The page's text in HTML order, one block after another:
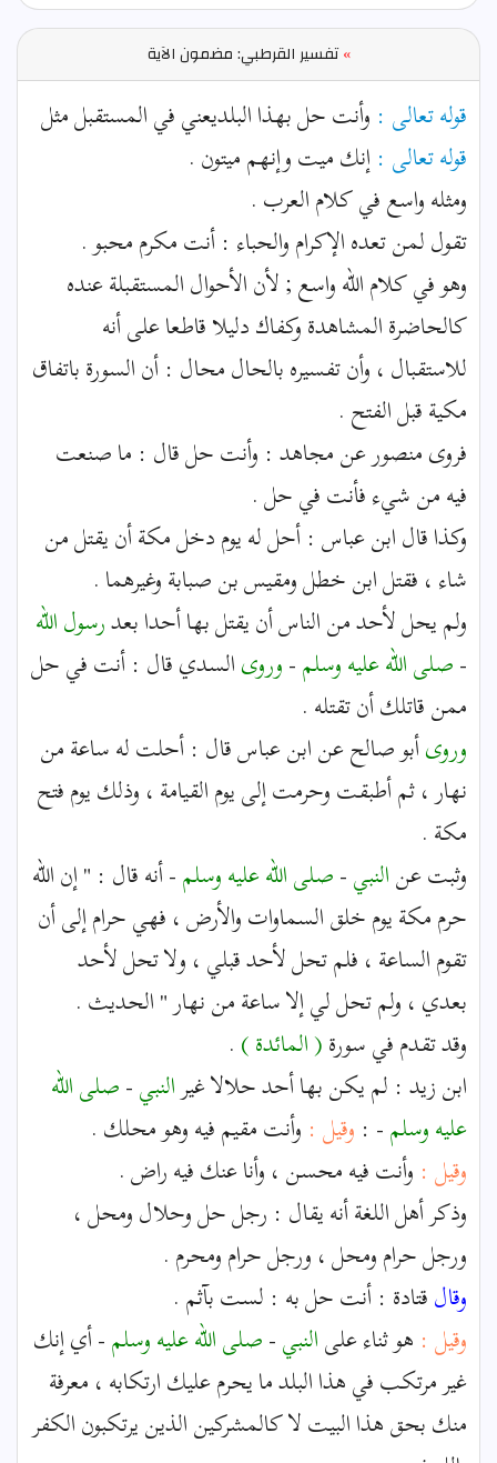
» تفسير القرطبي: مضمون الآية
قوله تعالى : وأنت حل بهذا البلديعني في المستقبل مثل
قوله تعالى : إنك ميت وإنهم ميتون .
ومثله واسع في كلام العرب .
تقول لمن تعده الإكرام والحباء : أنت مكرم محبو .
وهو في كلام الله واسع ; لأن الأحوال المستقبلة عنده
كالحاضرة المشاهدة وكفاك دليلا قاطعا على أنه
للاستقبال ، وأن تفسيره بالحال محال : أن السورة باتفاق
مكية قبل الفتح .
فروى منصور عن مجاهد : وأنت حل قال : ما صنعت
فيه من شيء فأنت في حل .
وكذا قال ابن عباس : أحل له يوم دخل مكة أن يقتل من
شاء ، فقتل ابن خطل ومقيس بن صبابة وغيرهما .
ولم يحل لأحد من الناس أن يقتل بها أحدا بعدرسول الله
-صلى الله عليه وسلم-وروىالسدي قال : أنت في حل
ممن قاتلك أن تقتله .
وروىأبو صالح عن ابن عباس قال : أحلت له ساعة من
نهار ، ثم أطبقت وحرمت إلى يوم القيامة ، وذلك يوم فتح
مكة .
وثبت عنالنبي-صلى الله عليه وسلم- أنه قال : " إن الله
حرم مكة يوم خلق السماوات والأرض ، فهي حرام إلى أن
تقوم الساعة ، فلم تحل لأحد قبلي ، ولا تحل لأحد
بعدي ، ولم تحل لي إلا ساعة من نهار " الحديث .
وقد تقدم في سورة( المائدة ).
ابن زيد : لم يكن بها أحد حلالا غيرالنبي-صلى الله
عليه وسلم- : وقيل : وأنت مقيم فيه وهو محلك .
وقيل : وأنت فيه محسن ، وأنا عنك فيه راض .
وذكر أهل اللغة أنه يقال : رجل حل وحلال ومحل ،
ورجل حرام ومحل ، ورجل حرام ومحرم .
وقالقتادة : أنت حل به : لست بآثم .
وقيل : هو ثناء علىالنبي-صلى الله عليه وسلم- أي إنك
غير مرتكب في هذا البلد ما يحرم عليك ارتكابه ، معرفة
منك بحق هذا البيت لا كالمشركين الذين يرتكبون الكفر